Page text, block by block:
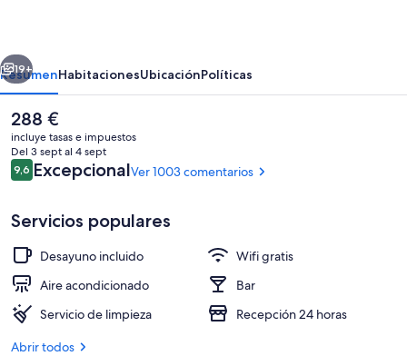
Habitación Deluxe, 2 camas de
Siguiente
19+
ResumenHabitacionesUbicaciónPolíticas
El
precio
actual
es
de
288 €
incluye tasas e impuestos
Del 3 sept al 4 sept
Comentarios
9,69,6 de 10
ExcepcionalVer 1003 comentarios
Servicios populares
Desayuno incluido
Wifi gratis
Aire acondicionado
Bar
Servicio de limpieza
Recepción 24 horas
Abrir todos